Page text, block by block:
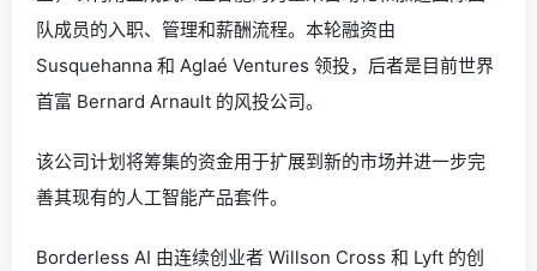
队成员的入职、管理和薪酬流程。本轮融资由
Susquehanna 和 Aglaé Ventures 领投，后者是目前世界
首富 Bernard Arnault 的风投公司。
该公司计划将筹集的资金用于扩展到新的市场并进一步完
善其现有的人工智能产品套件。
Borderless AI 由连续创业者 Willson Cross 和 Lyft 的创